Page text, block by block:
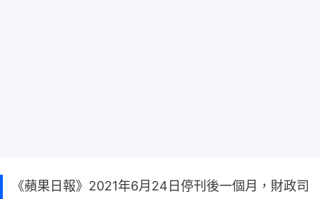
《蘋果日報》2021年6月24日停刊後一個月，財政司